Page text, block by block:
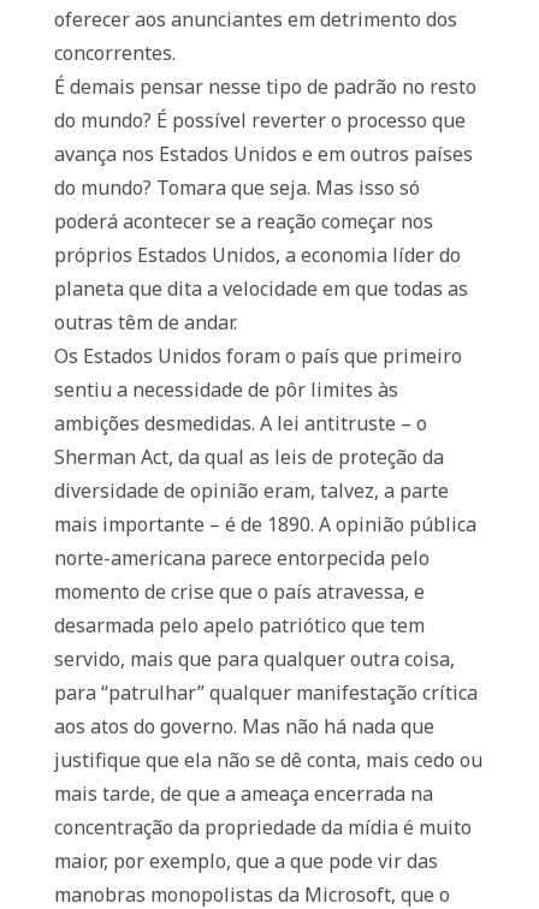
oferecer aos anunciantes em detrimento dos
concorrentes.
É demais pensar nesse tipo de padrão no resto
do mundo? É possível reverter o processo que
avança nos Estados Unidos e em outros países
do mundo? Tomara que seja. Mas isso só
poderá acontecer se a reação começar nos
próprios Estados Unidos, a economia líder do
planeta que dita a velocidade em que todas as
outras têm de andar.
Os Estados Unidos foram o país que primeiro
sentiu a necessidade de pôr limites às
ambições desmedidas. A lei antitruste – o
Sherman Act, da qual as leis de proteção da
diversidade de opinião eram, talvez, a parte
mais importante – é de 1890. A opinião pública
norte-americana parece entorpecida pelo
momento de crise que o país atravessa, e
desarmada pelo apelo patriótico que tem
servido, mais que para qualquer outra coisa,
para “patrulhar” qualquer manifestação crítica
aos atos do governo. Mas não há nada que
justifique que ela não se dê conta, mais cedo ou
mais tarde, de que a ameaça encerrada na
concentração da propriedade da mídia é muito
maior, por exemplo, que a que pode vir das
manobras monopolistas da Microsoft, que o